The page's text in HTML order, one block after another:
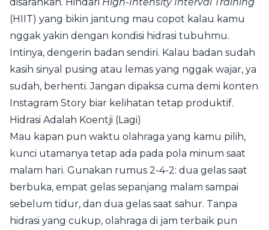
(HIIT) yang bikin jantung mau copot kalau kamu
nggak yakin dengan kondisi hidrasi tubuhmu.
Intinya, dengerin badan sendiri. Kalau badan sudah
kasih sinyal pusing atau lemas yang nggak wajar, ya
sudah, berhenti. Jangan dipaksa cuma demi konten
Instagram Story biar kelihatan tetap produktif.
Hidrasi Adalah Koentji (Lagi)
Mau kapan pun waktu olahraga yang kamu pilih,
kunci utamanya tetap ada pada pola minum saat
malam hari. Gunakan rumus 2-4-2: dua gelas saat
berbuka, empat gelas sepanjang malam sampai
sebelum tidur, dan dua gelas saat sahur. Tanpa
hidrasi yang cukup, olahraga di jam terbaik pun